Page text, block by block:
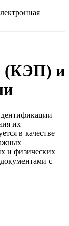
(КЭП) и
их
в качестве
и физических
с